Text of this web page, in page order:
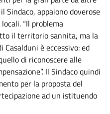
Sindaco, appaiono doverose
“Il problema
il territorio sannita, ma la
è eccessivo: ed
di riconoscere alle
Il Sindaco quindi
per la proposta del
ad un istituendo